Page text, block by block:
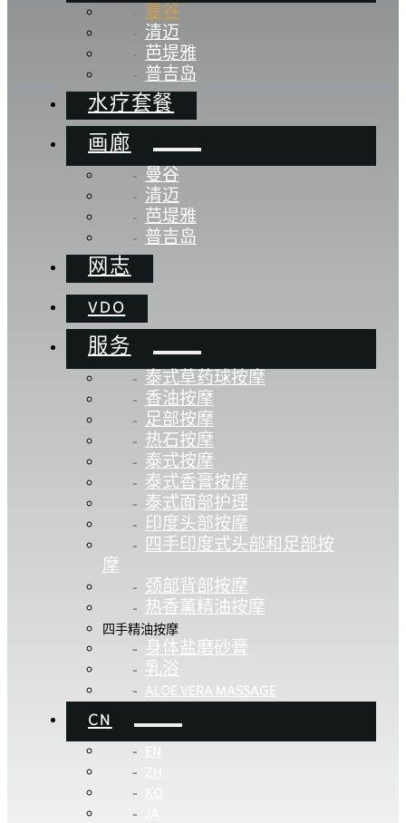
曼谷
清迈
芭堤雅
普吉岛
水疗套餐
画廊
曼谷
清迈
芭堤雅
普吉岛
网志
VDO
服务
泰式草药球按摩
香油按摩
足部按摩
热石按摩
泰式按摩
泰式香膏按摩
泰式面部护理
印度头部按摩
四手印度式头部和足部按
摩
颈部背部按摩
热香薰精油按摩
四手精油按摩
身体盐磨砂膏
乳浴
ALOE VERA MASSAGE
CN
EN